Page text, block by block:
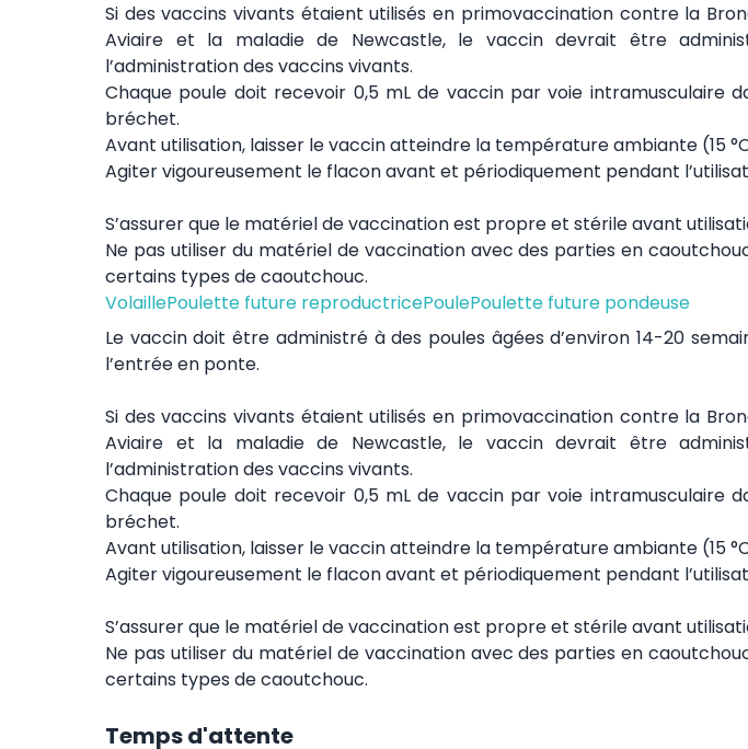
Si des vaccins vivants étaient utilisés en primovaccination contre la
Aviaire et la maladie de Newcastle, le vaccin devrait être
l’administration des vaccins vivants.
Chaque poule doit recevoir 0,5 mL de vaccin par voie intramusculaire
bréchet.
Avant utilisation, laisser le vaccin atteindre la température ambiante (15
Agiter vigoureusement le flacon avant et périodiquement pendant
S’assurer que le matériel de vaccination est propre et stérile avant
Ne pas utiliser du matériel de vaccination avec des parties en
certains types de caoutchouc.
VolaillePoulette future reproductricePoulePoulette future pondeuse
Le vaccin doit être administré à des poules âgées d’environ 14-20
l’entrée en ponte.
Si des vaccins vivants étaient utilisés en primovaccination contre la
Aviaire et la maladie de Newcastle, le vaccin devrait être
l’administration des vaccins vivants.
Chaque poule doit recevoir 0,5 mL de vaccin par voie intramusculaire
bréchet.
Avant utilisation, laisser le vaccin atteindre la température ambiante (15
Agiter vigoureusement le flacon avant et périodiquement pendant
S’assurer que le matériel de vaccination est propre et stérile avant
Ne pas utiliser du matériel de vaccination avec des parties en
certains types de caoutchouc.
Temps d'attente